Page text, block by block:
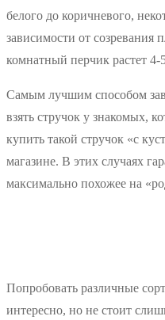
белого до коричневого,
зависимости от созревания
комнатный перчик растет 4-
Самым лучшим способом
взять стручок у знакомых,
купить такой стручок «с
магазине. В этих случаях
максимально похожее на
Попробовать различные
интересно, но не стоит